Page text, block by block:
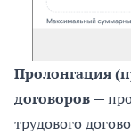
Пролонгация
договоров—
трудового